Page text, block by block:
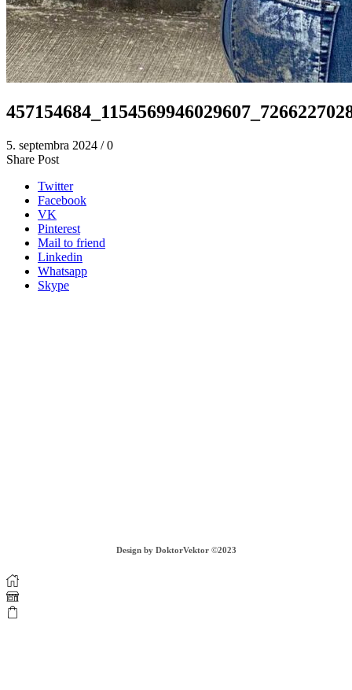
5. septembra 2024 / 0
Share Post
Twitter
Facebook
VK
Pinterest
Mail to friend
Linkedin
Whatsapp
Skype
Design by DoktorVektor ©2023